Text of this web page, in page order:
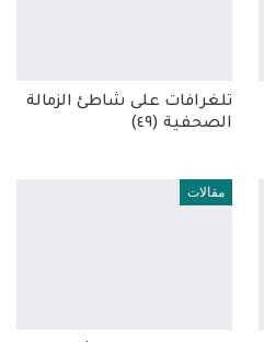
تلغرافات على شاطئ الزمالة
الصحفية (٤٩)
مقالات